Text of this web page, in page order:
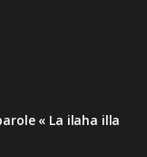
« La ilaha illa